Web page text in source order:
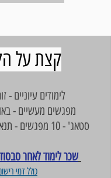
קצת על
לימודים עיוניים -
מפגשים מעשיים -
סטאג' - 10 מפגשים - תנאי לקבלת תעודה
שכר לימוד לאחר סבסוד: 3,400
כולל דמי